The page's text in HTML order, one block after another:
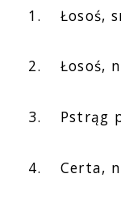
1. Łosoś,
2. Łosoś,
3. Pstrąg
4. Certa,